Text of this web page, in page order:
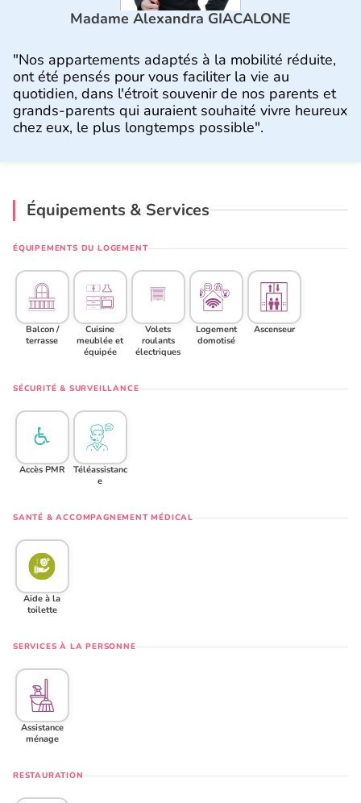
Madame Alexandra GIACALONE
"Nos appartements adaptés à la mobilité réduite,
ont été pensés pour vous faciliter la vie au
quotidien, dans l'étroit souvenir de nos parents et
grands-parents qui auraient souhaité vivre heureux
chez eux, le plus longtemps possible".
Équipements & Services
ÉQUIPEMENTS DU LOGEMENT
Balcon /
terrasse
Cuisine
meublée et
équipée
Volets
roulants
électriques
Logement
domotisé
Ascenseur
SÉCURITÉ & SURVEILLANCE
Accès PMR
Téléassistanc
e
SANTÉ & ACCOMPAGNEMENT MÉDICAL
Aide à la
toilette
SERVICES À LA PERSONNE
Assistance
ménage
RESTAURATION